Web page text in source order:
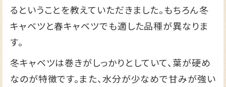
るということを教えていただきました。もちろん冬
キャベツと春キャベツでも適した品種が異なりま
す。
冬キャベツは巻きがしっかりとしていて、葉が硬め
なのが特徴です。また、水分が少なめで甘みが強い